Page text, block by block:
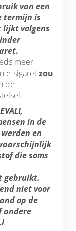
van een
termijn is
lijkt volgens
.
meer
e-sigaretzou
de
in de
en
die soms
gebruikt.
niet voor
op de
andere
.